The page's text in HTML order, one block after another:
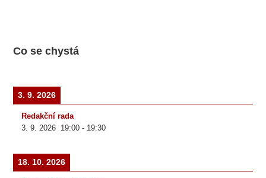
Co se chystá
3. 9. 2026
Redakční rada
3. 9. 2026 19:00 - 19:30
18. 10. 2026